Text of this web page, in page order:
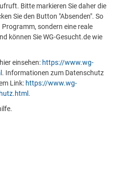
Bitte markieren Sie daher die
Sie den Button "Absenden". So
Programm, sondern eine reale
können Sie WG-Gesucht.de wie
einsehen: https://www.wg-
. Informationen zum Datenschutz
Link: https://www.wg-
.